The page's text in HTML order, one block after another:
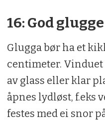
16: God glugge
Glugga bør ha et
centimeter.
av glass eller klar
åpnes lydløst, f.eks
festes med ei snor